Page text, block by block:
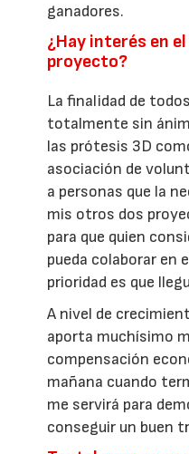
ganadores.
¿Hay interés en
proyecto?
La finalidad de
totalmente sin
las prótesis 3D
asociación de
a personas que la
mis otros dos
para que quien
pueda colaborar en
prioridad es que
A nivel de
aporta muchísimo
compensación
mañana cuando
me servirá para
conseguir un buen